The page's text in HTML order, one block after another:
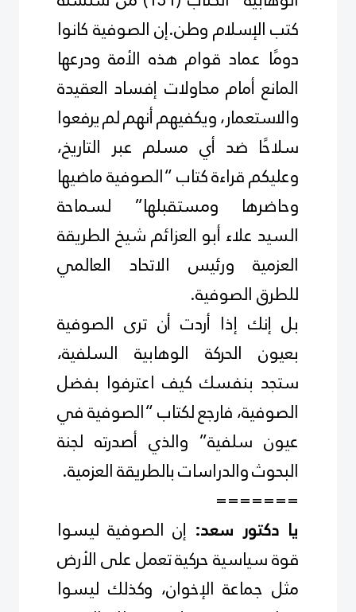
كتب الإسلاموطن.إن الصوفية كانوا
دومًا عماد قوام هذه الأمة ودرعها
المانع أمام محاولات إفساد العقيدة
والاستعمار، ويكفيهم أنهم لم يرفعوا
سلاحًا ضد أي مسلم عبر التاريخ،
وعليكم قراءة كتاب “الصوفية ماضيها
وحاضرها ومستقبلها” لسماحة
السيد علاء أبو العزائم شيخ الطريقة
العزمية ورئيس الاتحاد العالمي
للطرق الصوفية.
بل إنك إذا أردت أن ترى الصوفية
بعيون الحركة الوهابية السلفية،
ستجد بنفسك كيف اعترفوا بفضل
الصوفية، فارجع لكتاب “الصوفية في
عيون سلفية” والذي أصدرته لجنة
البحوث والدراسات بالطريقة العزمية.
=======
يا دكتور سعد: إن الصوفية ليسوا
قوة سياسية حركية تعمل على الأرض
مثل جماعة الإخوان، وكذلك ليسوا